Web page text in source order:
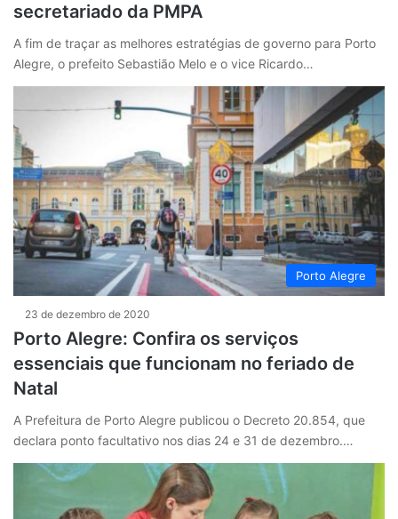
secretariado da PMPA
A fim de traçar as melhores estratégias de governo para Porto
Alegre, o prefeito Sebastião Melo e o vice Ricardo…
Porto Alegre
23 de dezembro de 2020
Porto Alegre: Confira os serviços
essenciais que funcionam no feriado de
Natal
A Prefeitura de Porto Alegre publicou o Decreto 20.854, que
declara ponto facultativo nos dias 24 e 31 de dezembro.…